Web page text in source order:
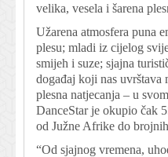
velika, vesela i šarena
Užarena atmosfera puna
plesu; mladi iz cijelog
smijeh i suze; sjajna
događaj koji nas uvrštava
plesna natjecanja – u
DanceStar je okupio čak
od Južne Afrike do
“Od sjajnog vremena,